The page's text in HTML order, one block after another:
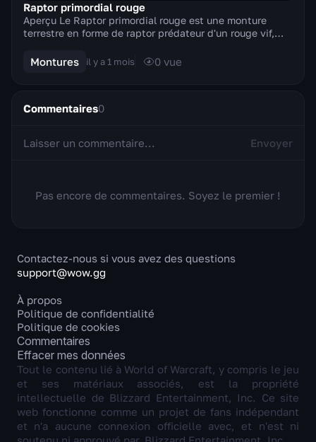
Raptor primordial rouge
Aperçu Le Raptor primordial rouge est une monture
terrestre en forme de raptor prédateur d'un rouge vif,
Montures il y a 1 mois 0 vue
Commentaires0
Envoyer
Pas encore de commentaires. Soyez le premier !
Contactez-nous si vous avez des questions
support@wow.gg
À propos
Politique de confidentialité
Politique de cookies
Commentaires
Effacer mes données
Tout le contenu lié à World of Warcraft, y compris le jeu
et ses matériaux associés, est la propriété
intellectuelle de Blizzard Entertainment, Inc. Ce site
web fonctionne comme un projet de fans indépendant
et n'a aucune connexion officielle avec, et n'est ni